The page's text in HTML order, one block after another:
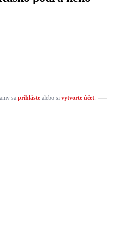
sa prihlástealebo si vytvorte účet.